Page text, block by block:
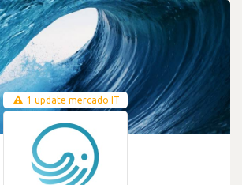
1 update mercado IT